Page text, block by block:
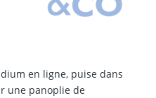
en ligne, puise dans
une panoplie de